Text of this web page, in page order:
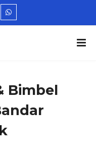
Bimbel